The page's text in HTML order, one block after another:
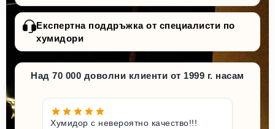
Експертна поддръжка от специалисти по
хумидори
Над 70 000 доволни клиенти от 1999 г. насам
Хумидор с невероятно качество!!!